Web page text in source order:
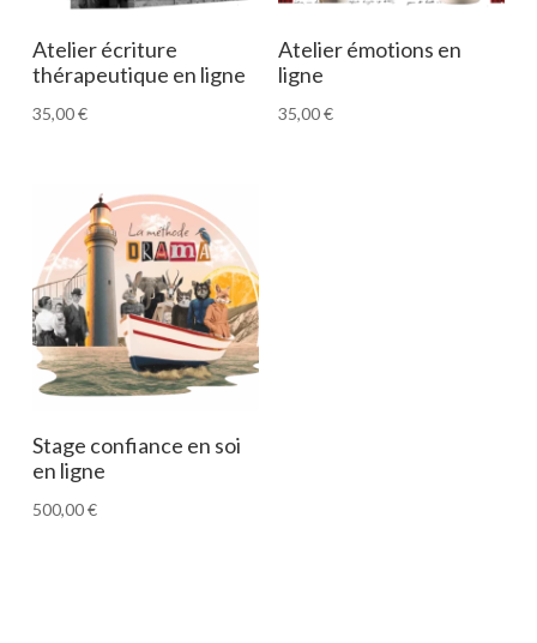
Atelier écriture
thérapeutique en ligne
35,00€
Atelier émotions en
ligne
35,00€
Stage confiance en soi
en ligne
500,00€